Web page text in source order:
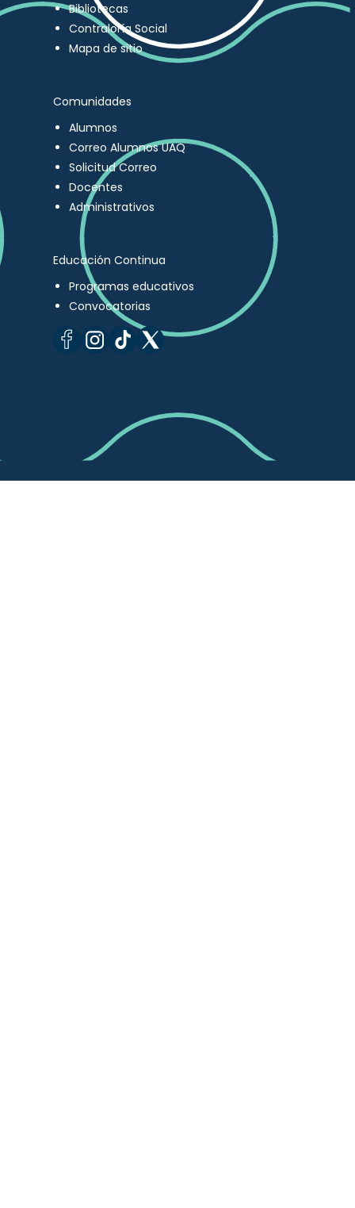
Bibliotecas
Contraloría Social
Mapa de sitio
Comunidades
Alumnos
Correo Alumnos UAQ
Solicitud Correo
Docentes
Administrativos
Educación Continua
Programas educativos
Convocatorias